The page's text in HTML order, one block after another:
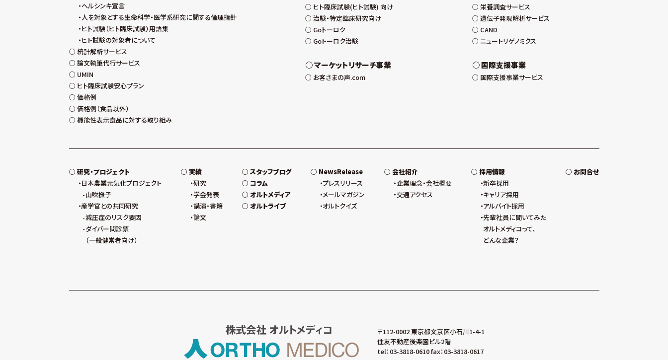
ヘルシンキ宣言
人を対象とする生命科学・医学系研究に関する倫理指針
ヒト試験（ヒト臨床試験）用語集
ヒト試験の対象者について
統計解析サービス
論文執筆代行サービス
UMIN
ヒト臨床試験安心プラン
価格例
価格例（食品以外）
機能性表示食品に対する取り組み
ヒト臨床試験(ヒト試験) 向け
治験・特定臨床研究向け
Goトーロク
Goトーロク治験
マーケットリサーチ事業
お客さまの声.com
栄養調査サービス
遺伝子発現解析サービス
CAND
ニュートリゲノミクス
国際支援事業
国際支援事業サービス
研究・プロジェクト
日本農業元気化プロジェクト
山吹撫子
産学官との共同研究
減圧症のリスク要因
ダイバー問診票
（一般健常者向け）
実績
研究
学会発表
講演・書籍
論文
スタッフブログ
コラム
オルトメディア
オルトライブ
NewsRelease
プレスリリース
メールマガジン
オルトクイズ
会社紹介
企業理念・会社概要
交通アクセス
採用情報
新卒採用
キャリア採用
アルバイト採用
先輩社員に聞いてみた
オルトメディコって、
どんな企業？
お問合せ
〒112-0002 東京都文京区小石川1-4-1
住友不動産後楽園ビル2階
tel：03-3818-0610 fax：03-3818-0617